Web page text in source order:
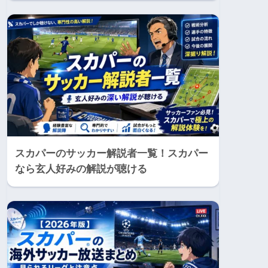
スカパーのサッカー解説者一覧！スカパー
なら玄人好みの解説が聴ける